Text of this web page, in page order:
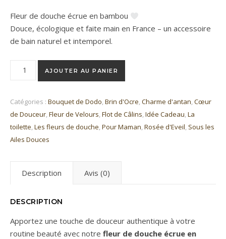
Fleur de douche écrue en bambou
Douce, écologique et faite main en France – un accessoire
de bain naturel et intemporel.
quantité de Fleur de douche écrue en bambou – Douceur
AJOUTER AU PANIER
Catégories : Bouquet de Dodo,Brin d'Ocre,Charme d'antan,Cœur
de Douceur,Fleur de Velours,Flot de Câlins,Idée Cadeau,La
toilette,Les fleurs de douche,Pour Maman,Rosée d'Eveil, Sous les
Ailes Douces
Description Avis (0)
DESCRIPTION
Apportez une touche de douceur authentique à votre
routine beauté avec notre fleur de douche écrue en